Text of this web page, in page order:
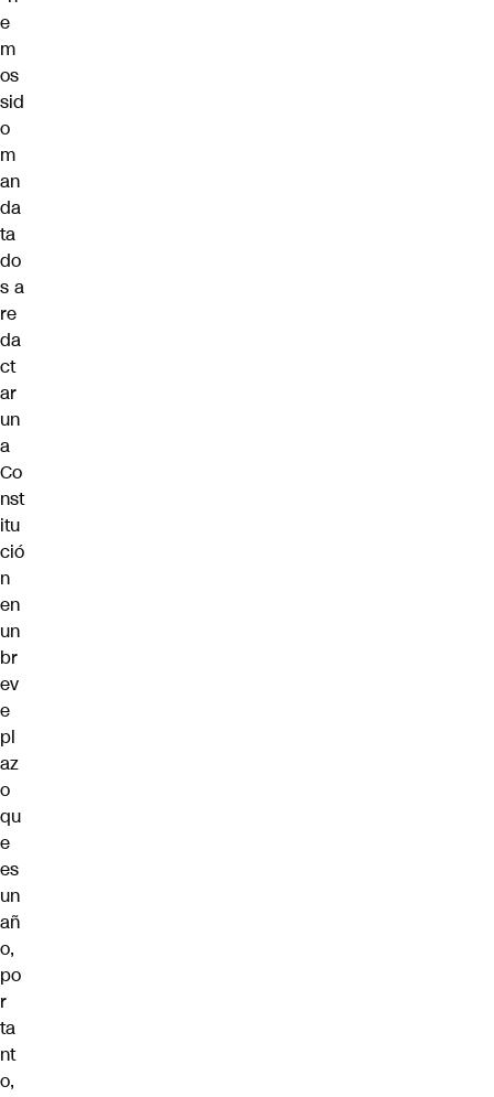
e
m
os
sid
o
m
an
da
ta
do
s a
re
da
ct
ar
un
a
Co
nst
itu
ció
n
en
un
br
ev
e
pl
az
o
qu
e
es
un
añ
o,
po
r
ta
nt
o,